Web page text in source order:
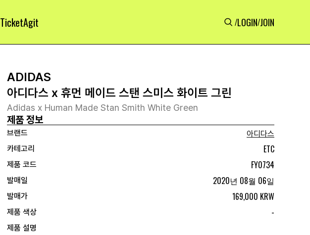
TicketAgit /LOGIN/JOIN
ADIDAS
아디다스 x 휴먼 메이드 스탠 스미스 화이트 그린
Adidas x Human Made Stan Smith White Green
제품 정보
브랜드
아디다스
카테고리
ETC
제품 코드 FY0734
발매일 2020년 08월 06일
발매가 169,000 KRW
제품 색상 -
제품 설명